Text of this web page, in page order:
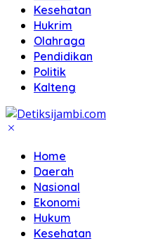
Kesehatan
Hukrim
Olahraga
Pendidikan
Politik
Kalteng
Home
Daerah
Nasional
Ekonomi
Hukum
Kesehatan